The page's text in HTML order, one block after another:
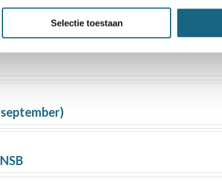
Selectie toestaan
goed als compleet